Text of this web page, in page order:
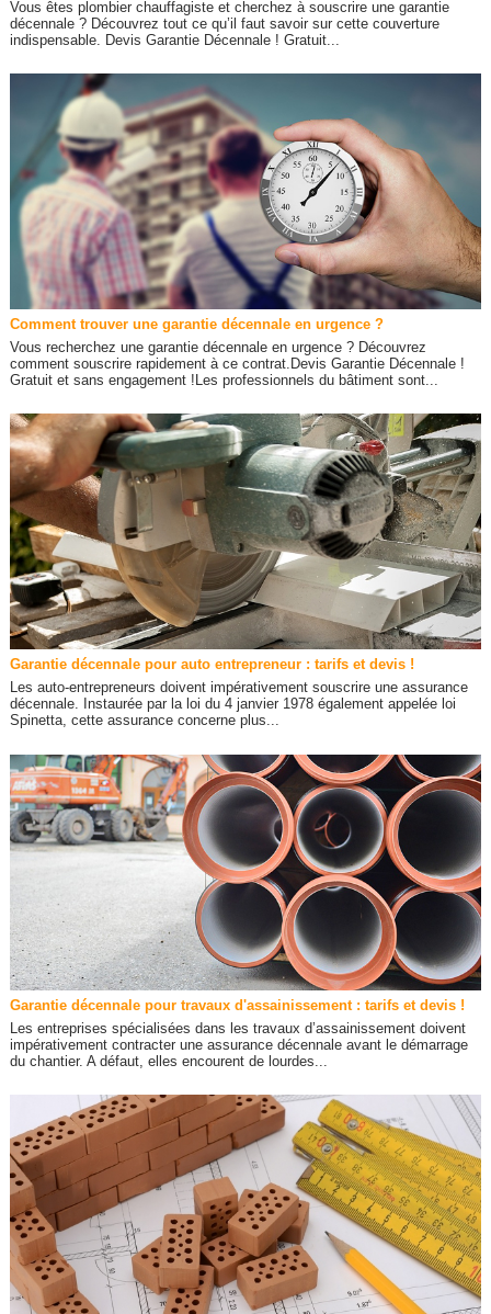
Vous êtes plombier chauffagiste et cherchez à souscrire une garantie
décennale ? Découvrez tout ce qu’il faut savoir sur cette couverture
indispensable. Devis Garantie Décennale ! Gratuit...
Comment trouver une garantie décennale en urgence ?
Vous recherchez une garantie décennale en urgence ? Découvrez
comment souscrire rapidement à ce contrat.Devis Garantie Décennale !
Gratuit et sans engagement !Les professionnels du bâtiment sont...
Garantie décennale pour auto entrepreneur : tarifs et devis !
Les auto-entrepreneurs doivent impérativement souscrire une assurance
décennale. Instaurée par la loi du 4 janvier 1978 également appelée loi
Spinetta, cette assurance concerne plus...
Garantie décennale pour travaux d'assainissement : tarifs et devis !
Les entreprises spécialisées dans les travaux d’assainissement doivent
impérativement contracter une assurance décennale avant le démarrage
du chantier. A défaut, elles encourent de lourdes...